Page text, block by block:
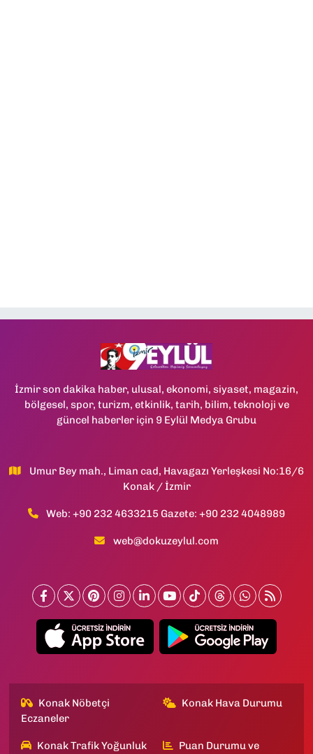
İzmir son dakika haber, ulusal, ekonomi, siyaset, magazin,
bölgesel, spor, turizm, etkinlik, tarih, bilim, teknoloji ve
güncel haberler için 9 Eylül Medya Grubu
Umur Bey mah., Liman cad, Havagazı Yerleşkesi No:16/6
Konak / İzmir
Web: +90 232 4633215 Gazete: +90 232 4048989
web@dokuzeylul.com
Konak Nöbetçi
Eczaneler
Konak Hava Durumu
Konak Trafik Yoğunluk Puan Durumu ve